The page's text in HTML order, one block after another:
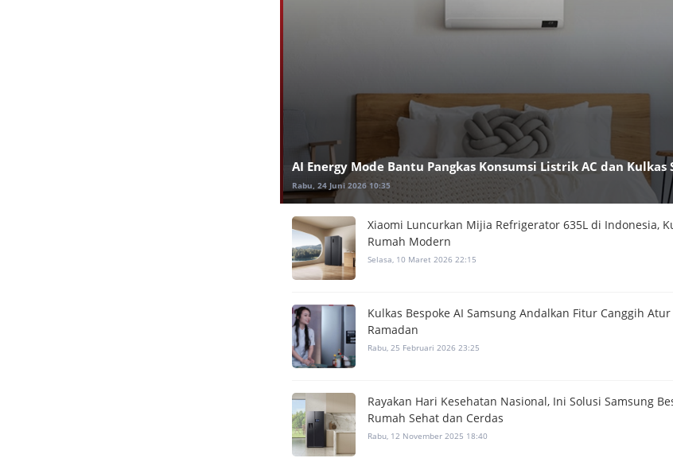
AI Energy Mode Bantu Pangkas Konsumsi Listrik AC dan Kulkas
Rabu, 24 Juni 2026 10:35
Xiaomi Luncurkan Mijia Refrigerator 635L di Indonesia,
Rumah Modern
Selasa, 10 Maret 2026 22:15
Kulkas Bespoke AI Samsung Andalkan Fitur Canggih
Ramadan
Rabu, 25 Februari 2026 23:25
Rayakan Hari Kesehatan Nasional, Ini Solusi Samsung
Rumah Sehat dan Cerdas
Rabu, 12 November 2025 18:40